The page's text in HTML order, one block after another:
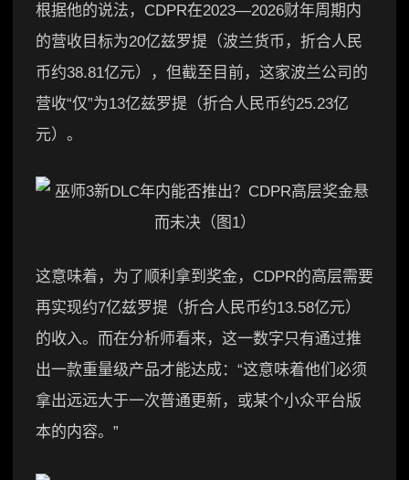
根据他的说法，CDPR在2023—2026财年周期内
的营收目标为20亿兹罗提（波兰货币，折合人民
币约38.81亿元），但截至目前，这家波兰公司的
营收“仅”为13亿兹罗提（折合人民币约25.23亿
元）。
这意味着，为了顺利拿到奖金，CDPR的高层需要
再实现约7亿兹罗提（折合人民币约13.58亿元）
的收入。而在分析师看来，这一数字只有通过推
出一款重量级产品才能达成：“这意味着他们必须
拿出远远大于一次普通更新，或某个小众平台版
本的内容。”